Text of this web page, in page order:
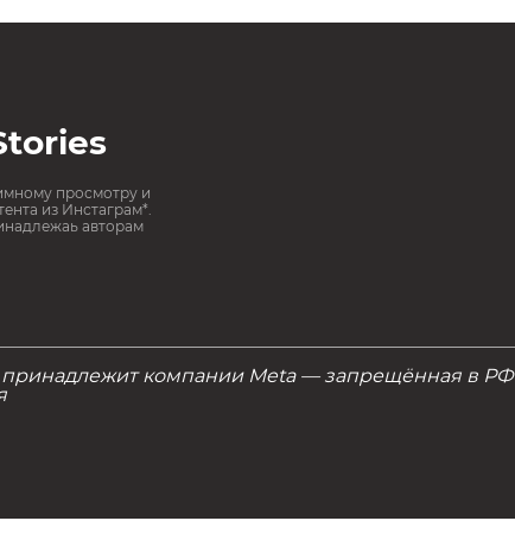
просмотру и
из Инстаграм*.
авторам
принадлежит компании Meta — запрещённая в РФ